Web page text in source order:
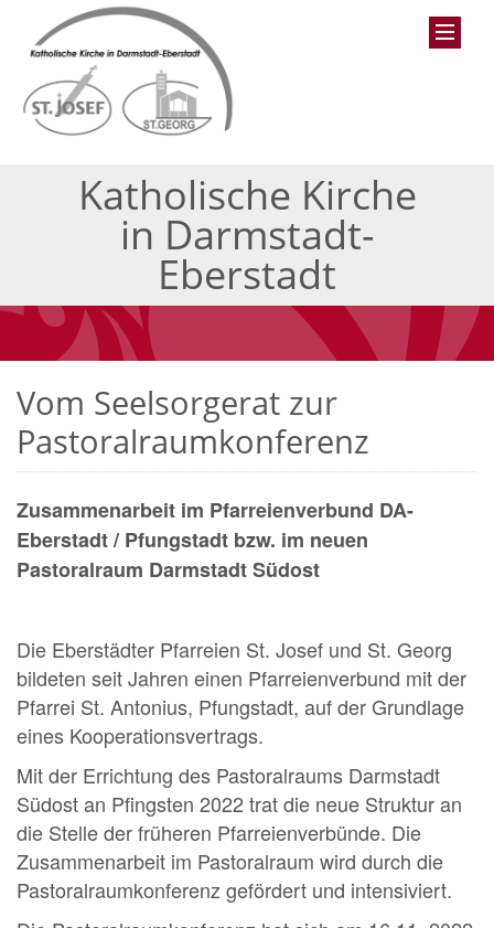
Katholische Kirche
in Darmstadt-
Eberstadt
Vom Seelsorgerat zur
Pastoralraumkonferenz
Zusammenarbeit im Pfarreienverbund DA-
Eberstadt / Pfungstadt bzw. im neuen
Pastoralraum Darmstadt Südost
Die Eberstädter Pfarreien St. Josef und St. Georg
bildeten seit Jahren einen Pfarreienverbund mit der
Pfarrei St. Antonius, Pfungstadt, auf der Grundlage
eines Kooperationsvertrags.
Mit der Errichtung des Pastoralraums Darmstadt
Südost an Pfingsten 2022 trat die neue Struktur an
die Stelle der früheren Pfarreienverbünde. Die
Zusammenarbeit im Pastoralraum wird durch die
Pastoralraumkonferenz gefördert und intensiviert.